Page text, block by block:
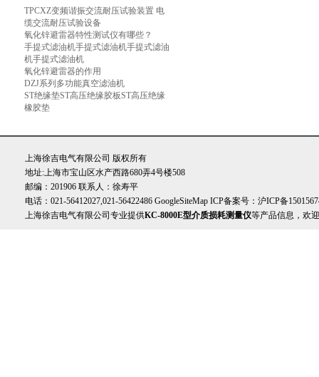
TPCXZ变频谐振交流耐压试验装置 电
缆交流耐压试验设备
氧化锌避雷器特性测试仪有哪些？
手提式滤油机手提式滤油机手提式滤油
机手提式滤油机
氧化锌避雷器的作用
DZJ系列多功能真空滤油机
ST绝缘垫ST高压绝缘胶板ST高压绝缘
橡胶垫
上海徐吉电气有限公司 版权所有
地址:上海市宝山区水产西路680弄4号楼508
邮编：201906 联系人：徐寿平
电话：021-56412027,021-56422486 GoogleSiteMap ICP备案号： 沪ICP备
上海徐吉电气有限公司专业提供KC-8000E型介质损耗测量仪等产品信息，欢